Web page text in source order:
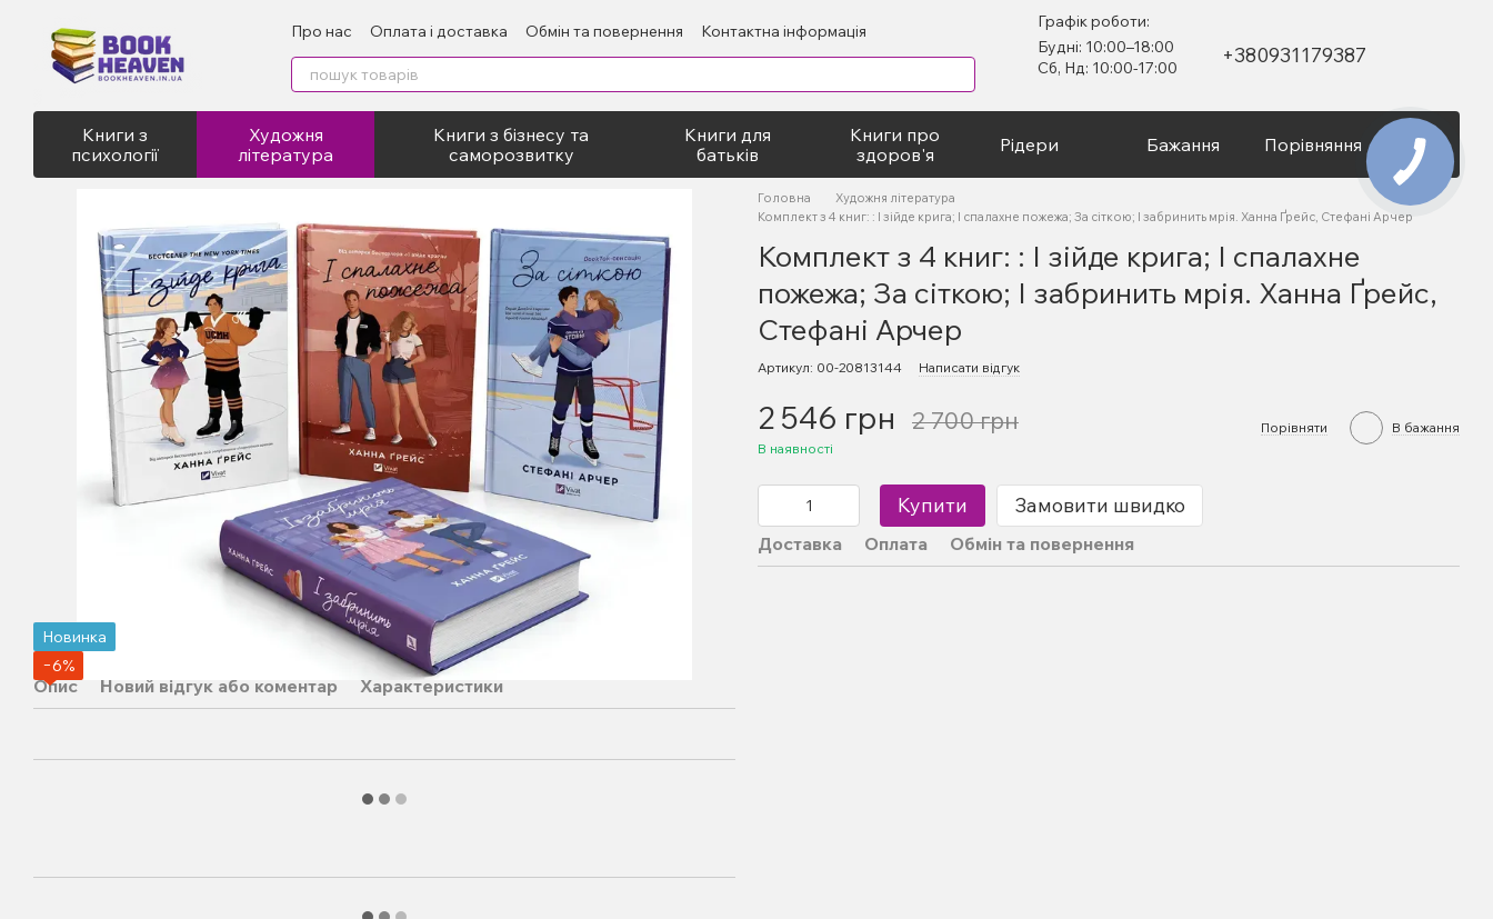
Про нас Оплата і доставка Обмін та повернення
Контактна інформація
Відгуки про магазин
Публічний договір
Графік роботи:
Будні: 10:00–18:00
Сб, Нд: 10:00-17:00
+380931179387
Книги з
психології
Художня
література
Книги з бізнесу та
саморозвитку
Книги для
батьків
Книги про
здоров'я
Рідери Бажання Порівняння Вхід
Новинка
−6%
Опис Новий відгук або коментар Характеристики
Головна
Художня література
Комплект з 4 книг: : І зійде крига; І спалахне пожежа; За сіткою; І забринить мрія. Ханна Ґрейс, Стефані Арчер
Комплект з 4 книг: : І зійде крига; І спалахне
пожежа; За сіткою; І забринить мрія. Ханна Ґрейс,
Стефані Арчер
Артикул: 00-20813144 Написати відгук
2 546 грн 2 700 грн
В наявності
Порівняти В бажання
Купити Замовити швидко
Доставка Оплата Обмін та повернення